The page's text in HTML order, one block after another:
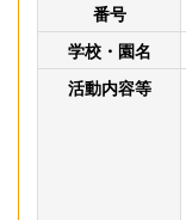
番号
学校・園名
活動内容等